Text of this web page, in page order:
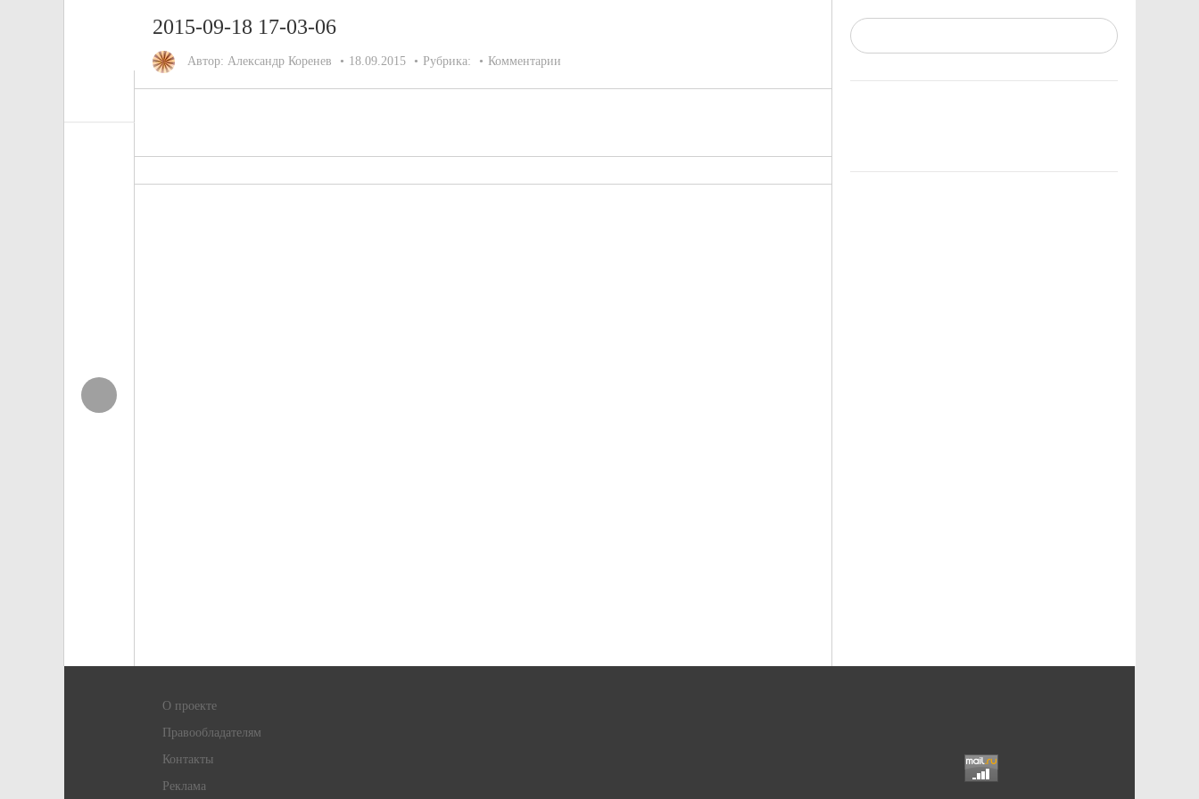
2015-09-18 17-03-06
Автор: Александр Коренев 18.09.2015 Рубрика: Комментарии
О проекте
Правообладателям
Контакты
Реклама